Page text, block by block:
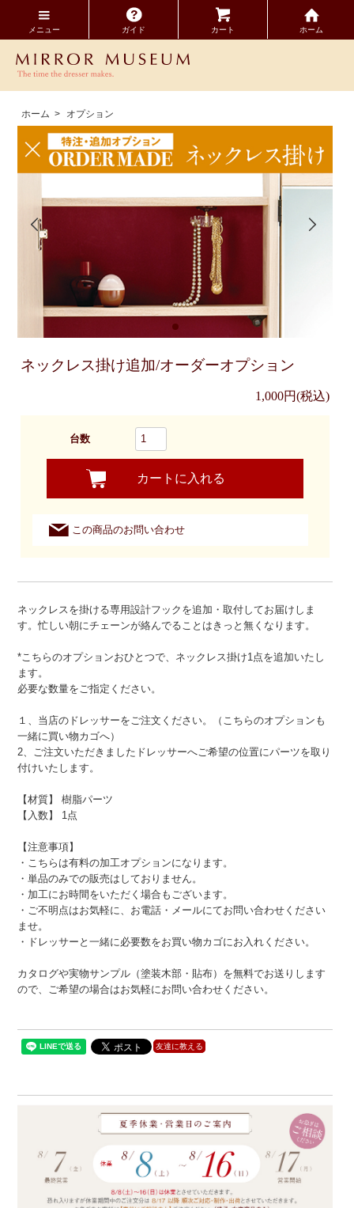
メニュー ガイド カート ホーム
ホーム > オプション
ネックレス掛け追加/オーダーオプション
1,000円(税込)
台数
カートに入れる
この商品のお問い合わせ
ネックレスを掛ける専用設計フックを追加・取付してお届けしま
す。忙しい朝にチェーンが絡んでることはきっと無くなります。
*こちらのオプションおひとつで、ネックレス掛け1点を追加いたし
ます。
必要な数量をご指定ください。
１、当店のドレッサーをご注文ください。（こちらのオプションも
一緒に買い物カゴへ）
2、ご注文いただきましたドレッサーへご希望の位置にパーツを取り
付けいたします。
【材質】 樹脂パーツ
【入数】 1点
【注意事項】
・こちらは有料の加工オプションになります。
・単品のみでの販売はしておりません。
・加工にお時間をいただく場合もございます。
・ご不明点はお気軽に、お電話・メールにてお問い合わせください
ませ。
・ドレッサーと一緒に必要数をお買い物カゴにお入れください。
カタログや実物サンプル（塗装木部・貼布）を無料でお送りします
ので、ご希望の場合はお気軽にお問い合わせください。
友達に教える